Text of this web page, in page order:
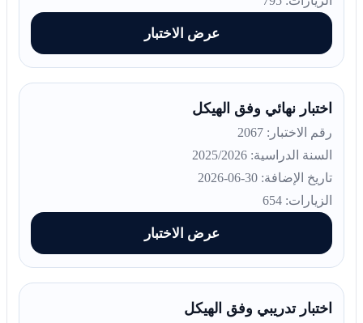
عرض الاختبار
اختبار نهائي وفق الهيكل
رقم الاختبار: 2067
السنة الدراسية: 2025/2026
تاريخ الإضافة: 30-06-2026
الزيارات: 654
عرض الاختبار
اختبار تدريبي وفق الهيكل